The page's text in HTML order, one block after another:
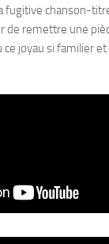
fugitive chanson-
de remettre une
ce joyau si familier